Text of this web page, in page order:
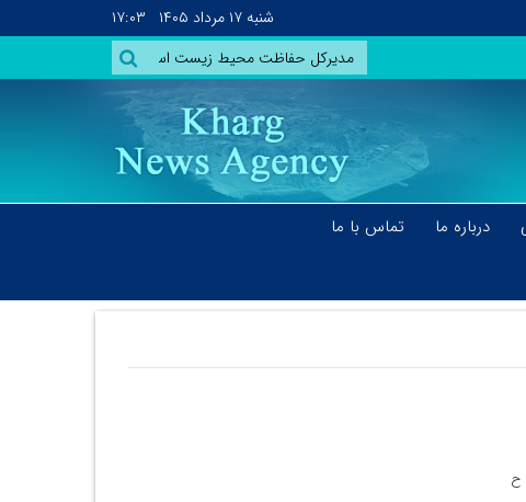
شنبه ۱۷ مرداد ۱۴۰۵ ۱۷:۰۳
درباره ما
تماس با ما